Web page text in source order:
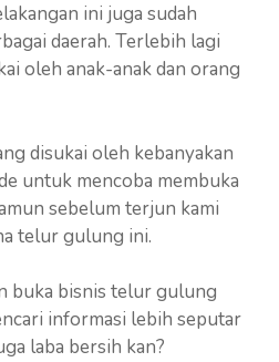
ini juga sudah
daerah. Terlebih lagi
oleh anak-anak dan orang
disukai oleh kebanyakan
untuk mencoba membuka
sebelum terjun kami
telur gulung ini.
buka bisnis telur gulung
informasi lebih seputar
laba bersih kan?